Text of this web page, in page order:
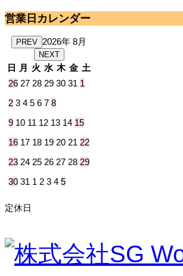
営業日カレンダー
PREV 2026年 8月
NEXT
日 月 火 水 木 金 土
26 27 28 29 30 31 1
2 3 4 5 6 7 8
9 10 11 12 13 14 15
16 17 18 19 20 21 22
23 24 25 26 27 28 29
30 31 1 2 3 4 5
定休日